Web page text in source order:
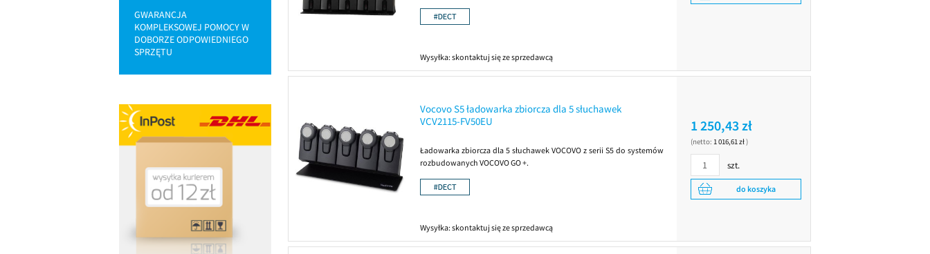
GWARANCJA
KOMPLEKSOWEJ POMOCY W
DOBORZE ODPOWIEDNIEGO
SPRZĘTU
Wysyłka:skontaktuj się ze sprzedawcą
Vocovo S5 ładowarka zbiorcza dla 5 słuchawek
VCV2115-FV50EU
Ładowarka zbiorcza dla 5 słuchawek VOCOVO z serii S5 do systemów
rozbudowanych VOCOVO GO +.
Wysyłka:skontaktuj się ze sprzedawcą
1 250,43 zł
(netto: 1 016,61 zł)
szt.
do koszyka